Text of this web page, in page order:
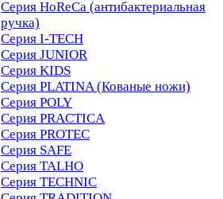
Серия HoReCa (антибактериальная
ручка)
Серия I-TECH
Серия JUNIOR
Серия KIDS
Серия PLATINA (Кованые ножи)
Серия POLY
Серия PRACTICA
Серия PROTEC
Серия SAFE
Серия TALHO
Серия TECHNIC